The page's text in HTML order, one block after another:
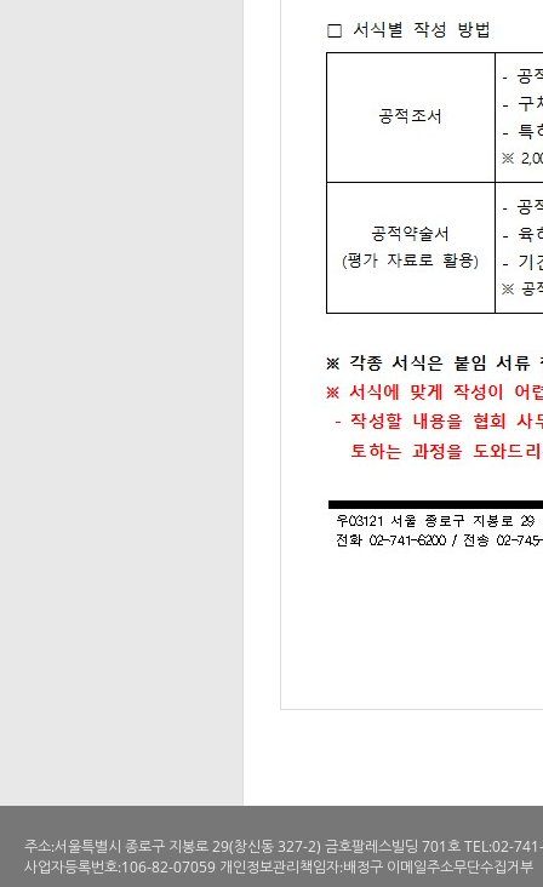
주소:서울특별시 종로구 지봉로 29(창신동 327-2) 금호팔레스빌딩 701호
사업자등록번호:106-82-07059 개인정보관리책임자:배정구 이메일주소무단수집거부